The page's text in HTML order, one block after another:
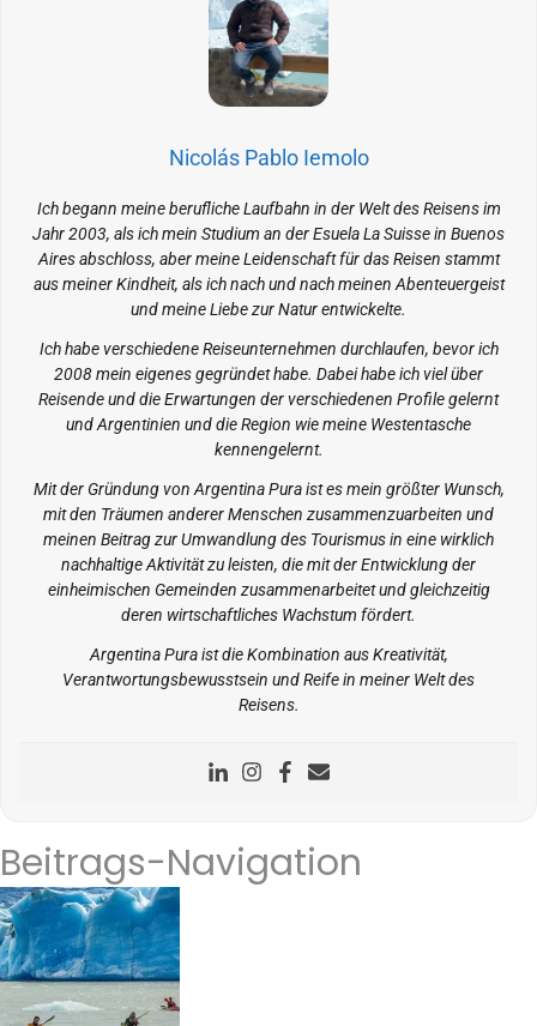
Nicolás Pablo Iemolo
Ich begann meine berufliche Laufbahn in der Welt des Reisens im
Jahr 2003, als ich mein Studium an der Esuela La Suisse in Buenos
Aires abschloss, aber meine Leidenschaft für das Reisen stammt
aus meiner Kindheit, als ich nach und nach meinen Abenteuergeist
und meine Liebe zur Natur entwickelte.
Ich habe verschiedene Reiseunternehmen durchlaufen, bevor ich
2008 mein eigenes gegründet habe. Dabei habe ich viel über
Reisende und die Erwartungen der verschiedenen Profile gelernt
und Argentinien und die Region wie meine Westentasche
kennengelernt.
Mit der Gründung von Argentina Pura ist es mein größter Wunsch,
mit den Träumen anderer Menschen zusammenzuarbeiten und
meinen Beitrag zur Umwandlung des Tourismus in eine wirklich
nachhaltige Aktivität zu leisten, die mit der Entwicklung der
einheimischen Gemeinden zusammenarbeitet und gleichzeitig
deren wirtschaftliches Wachstum fördert.
Argentina Pura ist die Kombination aus Kreativität,
Verantwortungsbewusstsein und Reife in meiner Welt des
Reisens.
Beitrags-Navigation